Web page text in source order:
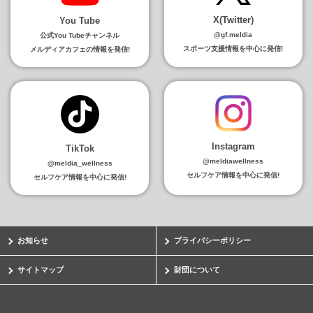
You Tube
公式You Tubeチャンネル
メルディアカフェの情報を発信!
X(Twitter)
@gf.meldia
スポーツ支援情報を中心に発信!
TikTok
@meldia_wellness
セルフケア情報を中心に発信!
Instagram
@meldiawellness
セルフケア情報を中心に発信!
お知らせ プライバシーポリシー
サイトマップ 財団について